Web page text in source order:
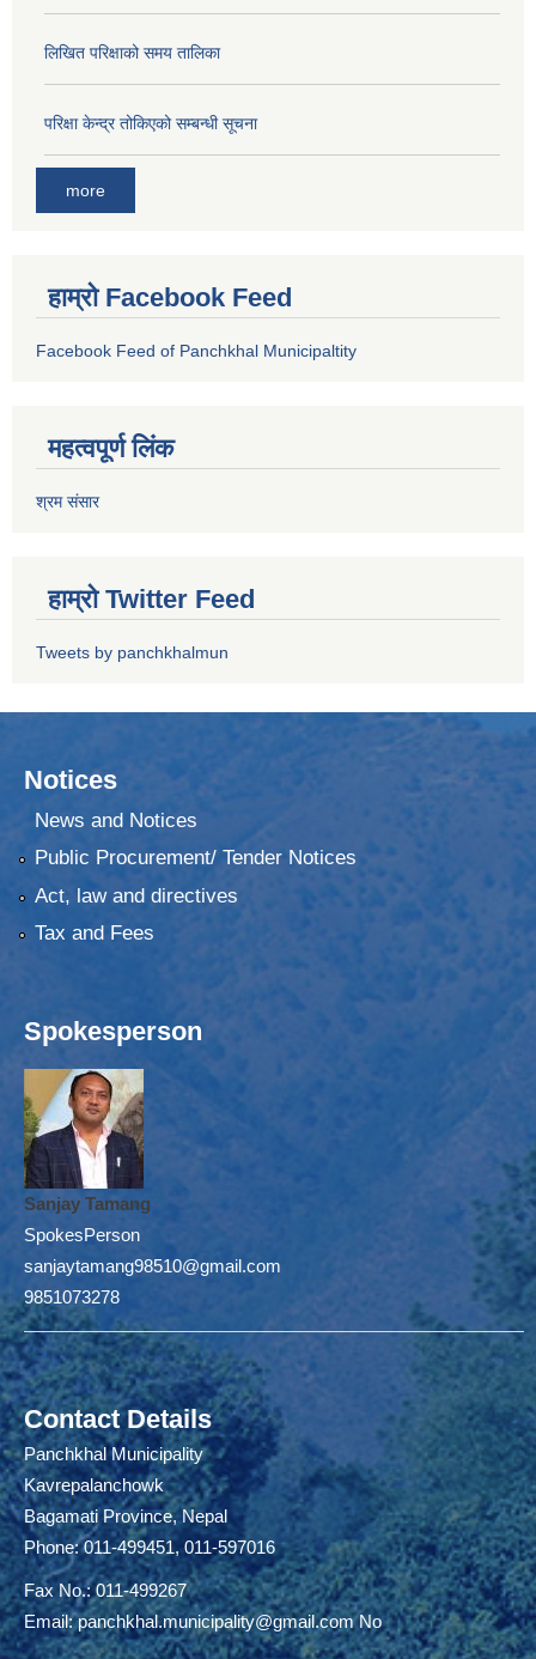
लिखित परिक्षाको समय तालिका
परिक्षा केन्द्र तोकिएको सम्बन्धी सूचना
more
हाम्रो Facebook Feed
Facebook Feed of Panchkhal Municipaltity
महत्वपूर्ण लिंक
श्रम संसार
हाम्रो Twitter Feed
Tweets by panchkhalmun
Notices
News and Notices
Public Procurement/ Tender Notices
Act, law and directives
Tax and Fees
Spokesperson
Sanjay Tamang
SpokesPerson
sanjaytamang98510@gmail.com
9851073278
Contact Details
Panchkhal Municipality
Kavrepalanchowk
Bagamati Province, Nepal
Phone: 011-499451, 011-597016
Fax No.: 011-499267
Email:panchkhal.municipality@gmail.comNo